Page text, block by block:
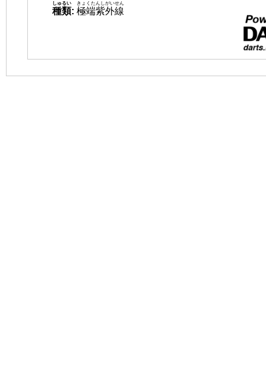
種類
しゅるい
: 極端紫外線
きょくたんしがいせん